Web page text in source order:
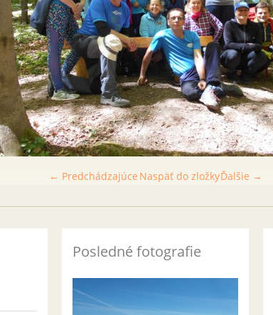
← Predchádzajúce Ďalšie →
Naspäť do zložky
Posledné fotografie